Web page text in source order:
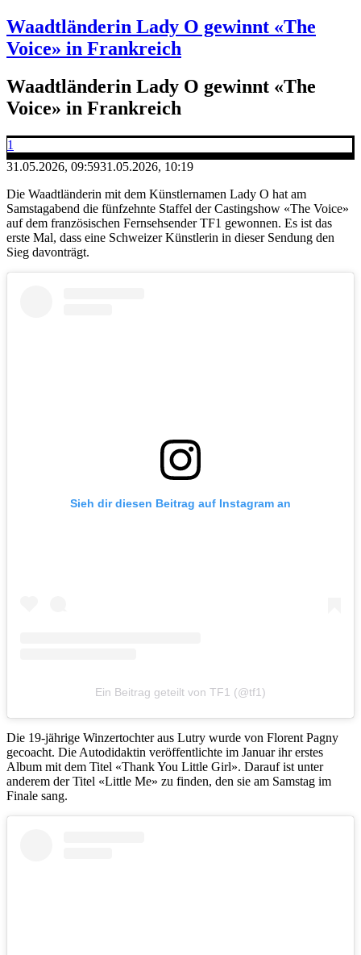
Waadtländerin Lady O gewinnt «The
Voice» in Frankreich
Waadtländerin Lady O gewinnt «The
Voice» in Frankreich
1
31.05.2026, 09:5931.05.2026, 10:19
Die Waadtländerin mit dem Künstlernamen Lady O hat am
Samstagabend die fünfzehnte Staffel der Castingshow «The Voice»
auf dem französischen Fernsehsender TF1 gewonnen. Es ist das
erste Mal, dass eine Schweizer Künstlerin in dieser Sendung den
Sieg davonträgt.
Sieh dir diesen Beitrag auf Instagram an
Ein Beitrag geteilt von TF1 (@tf1)
Die 19-jährige Winzertochter aus Lutry wurde von Florent Pagny
gecoacht. Die Autodidaktin veröffentlichte im Januar ihr erstes
Album mit dem Titel «Thank You Little Girl». Darauf ist unter
anderem der Titel «Little Me» zu finden, den sie am Samstag im
Finale sang.